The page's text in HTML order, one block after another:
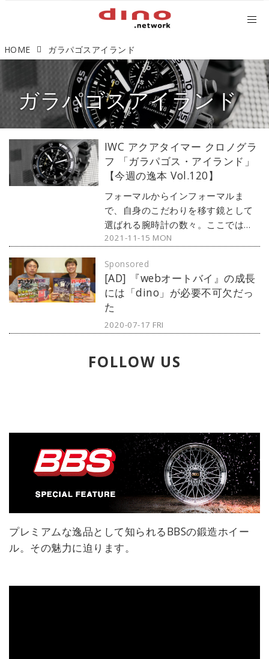
HOME ガラパゴスアイランド
ガラパゴスアイランド
IWC アクアタイマー クロノグラ
フ 「ガラパゴス・アイランド」
【今週の逸本 Vol.120】
フォーマルからインフォーマルま
で、自身のこだわりを移す鏡として
選ばれる腕時計の数々。ここではブ
ランド腕時計専門店・MOON
デルからアンティークまで、見る者
の感性を刺激する1本をセレクト。今
回は、IWCのダイバーズモデルから
『アクアタイマー クロノグラフ』を
ご紹介しよう。
2021-11-15 MON
[AD] 『webオートバイ』の成長
には「dino」が必要不可欠だっ
た
Sponsored
2020-07-17 FRI
FOLLOW US
プレミアムな逸品として知られるBBSの鍛造ホイー
ル。その魅力に迫ります。